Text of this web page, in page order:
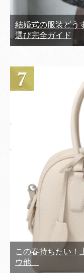
結婚式の服装どう
選び完全ガイド
この春持ちたい
ウ他